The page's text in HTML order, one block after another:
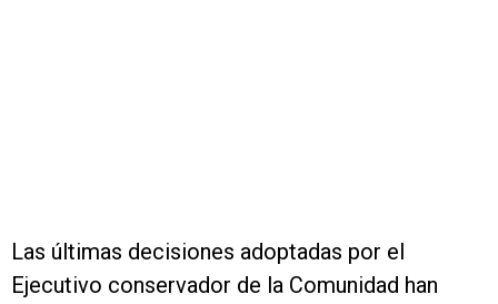
Las últimas decisiones adoptadas por el
Ejecutivo conservador de la Comunidad han